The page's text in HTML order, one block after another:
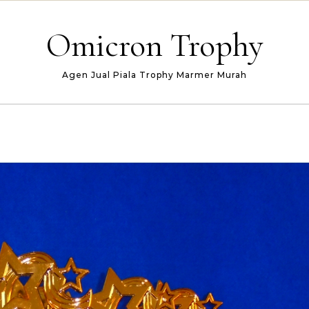
Omicron Trophy
Agen Jual Piala Trophy Marmer Murah